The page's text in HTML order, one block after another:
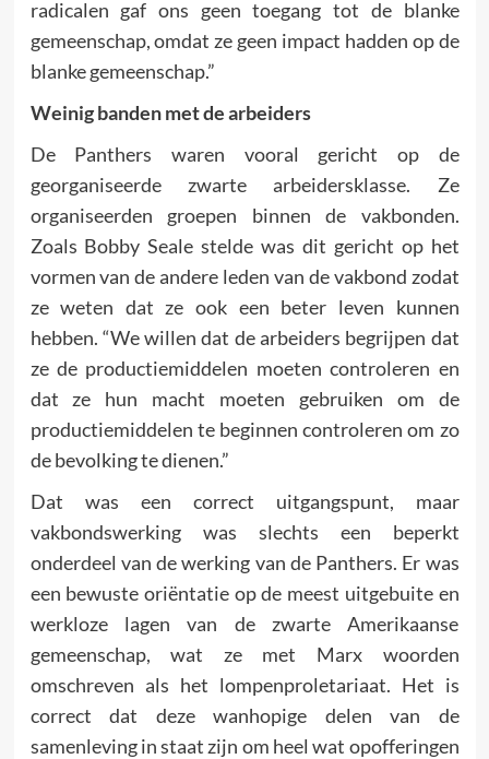
radicalen gaf ons geen toegang tot de blanke
gemeenschap, omdat ze geen impact hadden op de
blanke gemeenschap.”
Weinig banden met de arbeiders
De Panthers waren vooral gericht op de
georganiseerde zwarte arbeidersklasse. Ze
organiseerden groepen binnen de vakbonden.
Zoals Bobby Seale stelde was dit gericht op het
vormen van de andere leden van de vakbond zodat
ze weten dat ze ook een beter leven kunnen
hebben. “We willen dat de arbeiders begrijpen dat
ze de productiemiddelen moeten controleren en
dat ze hun macht moeten gebruiken om de
productiemiddelen te beginnen controleren om zo
de bevolking te dienen.”
Dat was een correct uitgangspunt, maar
vakbondswerking was slechts een beperkt
onderdeel van de werking van de Panthers. Er was
een bewuste oriëntatie op de meest uitgebuite en
werkloze lagen van de zwarte Amerikaanse
gemeenschap, wat ze met Marx woorden
omschreven als het lompenproletariaat. Het is
correct dat deze wanhopige delen van de
samenleving in staat zijn om heel wat opofferingen